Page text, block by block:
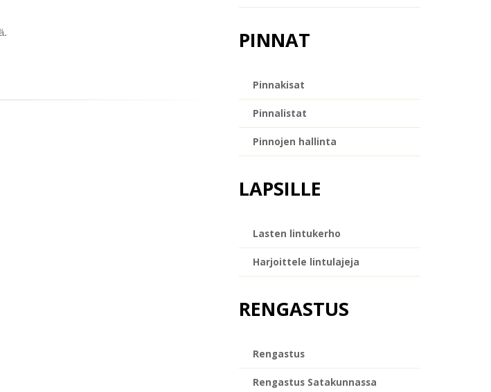
PINNAT
Pinnakisat
Pinnalistat
Pinnojen hallinta
LAPSILLE
Lasten lintukerho
Harjoittele lintulajeja
RENGASTUS
Rengastus
Rengastus Satakunnassa